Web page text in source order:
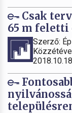
Csak
65 m feletti
Szerző: